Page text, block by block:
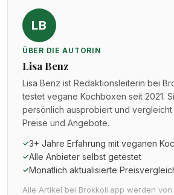
LB
ÜBER DIE AUTORIN
Lisa Benz
Lisa Benz ist Redaktionsleiterin bei
testet vegane Kochboxen seit 2021.
persönlich ausprobiert und vergleicht
Preise und Angebote.
✓3+ Jahre Erfahrung mit veganen
✓Alle Anbieter selbst getestet
✓Monatlich aktualisierte
Alle Artikel bei Brokkoli.app werden